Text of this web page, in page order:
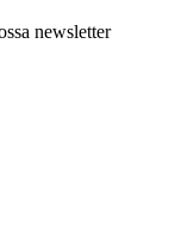
newsletter